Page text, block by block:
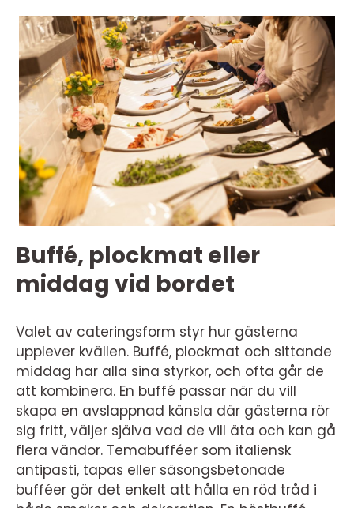
Buffé, plockmat eller
middag vid bordet
Valet av cateringsform styr hur gästerna
upplever kvällen. Buffé, plockmat och sittande
middag har alla sina styrkor, och ofta går de
att kombinera. En buffé passar när du vill
skapa en avslappnad känsla där gästerna rör
sig fritt, väljer själva vad de vill äta och kan gå
flera vändor. Temabufféer som italiensk
antipasti, tapas eller säsongsbetonade
bufféer gör det enkelt att hålla en röd tråd i